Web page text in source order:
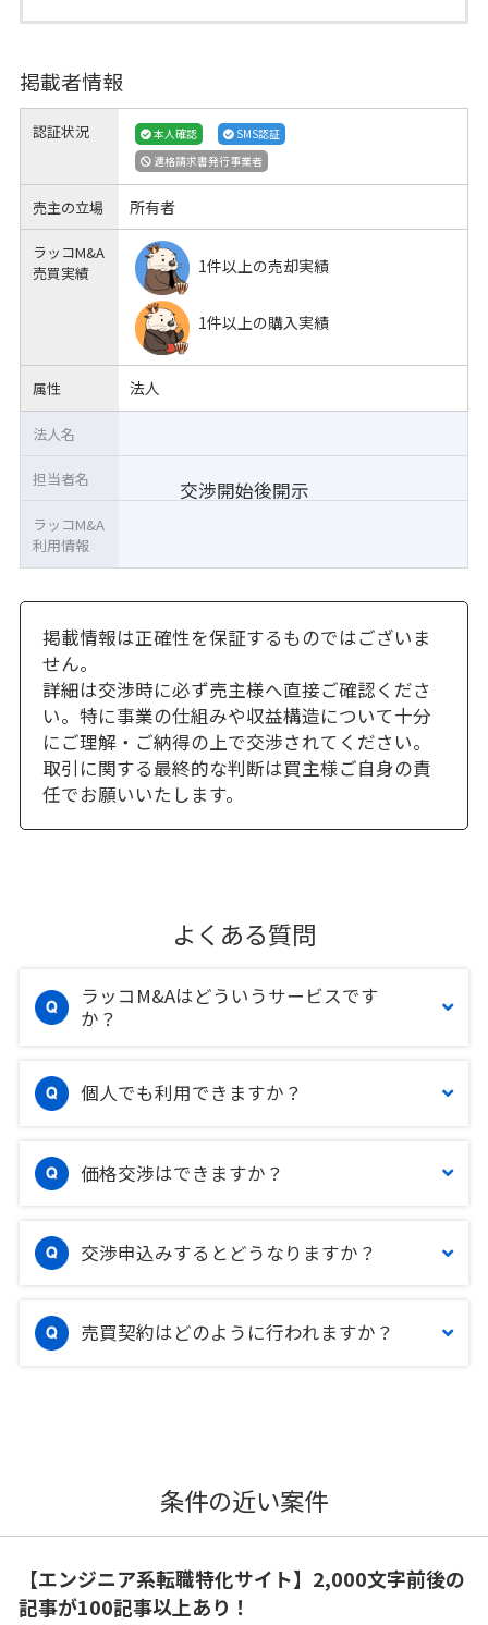
掲載者情報
認証状況 本人確認
SMS認証
適格請求書発行事業者
売主の立場 所有者
ラッコM&A
売買実績
1件以上の売却実績
1件以上の購入実績
属性 法人
交渉開始後開示
法人名
担当者名
ラッコM&A
利用情報
掲載情報は正確性を保証するものではございま
せん。
詳細は交渉時に必ず売主様へ直接ご確認くださ
い。特に事業の仕組みや収益構造について十分
にご理解・ご納得の上で交渉されてください。
取引に関する最終的な判断は買主様ご自身の責
任でお願いいたします。
よくある質問
ラッコM&Aはどういうサービスです
か？
個人でも利用できますか？
価格交渉はできますか？
交渉申込みするとどうなりますか？
売買契約はどのように行われますか？
条件の近い案件
【エンジニア系転職特化サイト】2,000文字前後の
記事が100記事以上あり！